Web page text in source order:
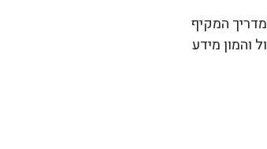
המקיף
והמון מידע